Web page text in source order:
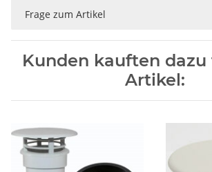
Frage zum Artikel
Kunden kauften
Artikel: